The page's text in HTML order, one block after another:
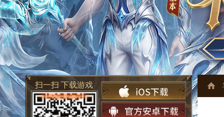
扫一扫 下载游戏